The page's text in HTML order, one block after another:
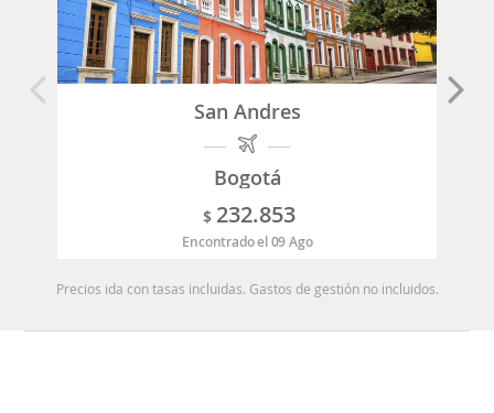
San Andres
Bogotá
$ 232.853
Encontrado el 09 Ago
Precios ida con tasas incluidas. Gastos de gestión no incluidos.